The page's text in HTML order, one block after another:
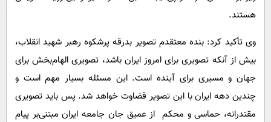
هستند.
وی تأکید کرد: بنده معتقدم تصویر بدرقه پرشکوه رهبر شهید انقلاب،
بیش از آنکه تصویری برای امروز ایران باشد، تصویری الهام‌بخش برای
جهان و مسیری برای آینده است. این مسئله بسیار مهم است و
چندین دهه ایران با این تصویر قضاوت خواهد شد. پس باید تصویری
مقتدرانه، حماسی و محکم از عمیق جان جامعه ایران مبتنی‌بر پیام